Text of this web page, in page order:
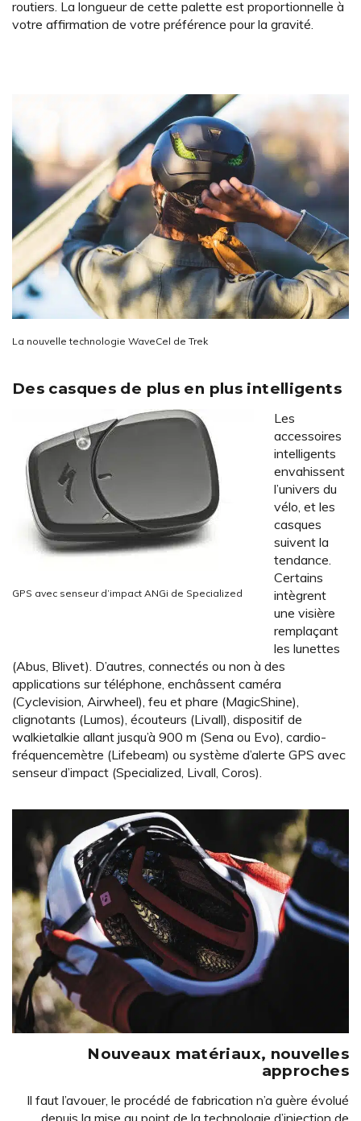
routiers. La longueur de cette palette est proportionnelle à
votre affirmation de votre préférence pour la gravité.
La nouvelle technologie WaveCel de Trek
Des casques de plus en plus intelligents
GPS avec senseur d’impact ANGi de Specialized
Les
accessoires
intelligents
envahissent
l’univers du
vélo, et les
casques
suivent la
tendance.
Certains
intègrent
une visière
remplaçant
les lunettes
(Abus, Blivet). D’autres, connectés ou non à des
applications sur téléphone, enchâssent caméra
(Cyclevision, Airwheel), feu et phare (MagicShine),
clignotants (Lumos), écouteurs (Livall), dispositif de
walkietalkie allant jusqu’à 900 m (Sena ou Evo), cardio-
fréquencemètre (Lifebeam) ou système d’alerte GPS avec
senseur d’impact (Specialized, Livall, Coros).
Nouveaux matériaux, nouvelles
approches
Il faut l’avouer, le procédé de fabrication n’a guère évolué